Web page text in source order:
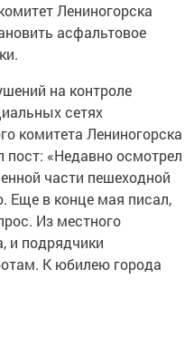
Лениногорска
асфальтовое
на контроле
сетях
комитета Лениногорска
«Недавно осмотрел
части пешеходной
Еще в конце мая писал,
Из местного
и подрядчики
К юбилею города